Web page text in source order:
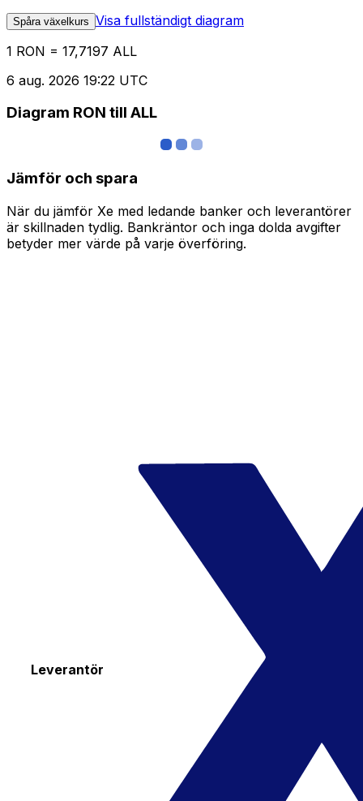
Spåra växelkurs Visa fullständigt diagram
1 RON = 17,7197 ALL
6 aug. 2026 19:22 UTC
Diagram RON till ALL
Jämför och spara
När du jämför Xe med ledande banker och leverantörer
är skillnaden tydlig. Bankräntor och inga dolda avgifter
betyder mer värde på varje överföring.
Leverantör